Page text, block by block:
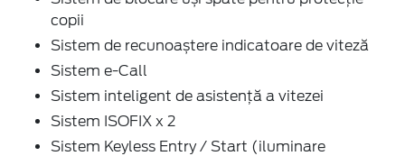
copii
Sistem de recunoaștere indicatoare de viteză
Sistem e-Call
Sistem inteligent de asistență a vitezei
Sistem ISOFIX x 2
Sistem Keyless Entry / Start (iluminare